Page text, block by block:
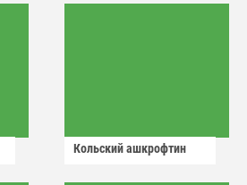
Кольский ашкрофтин